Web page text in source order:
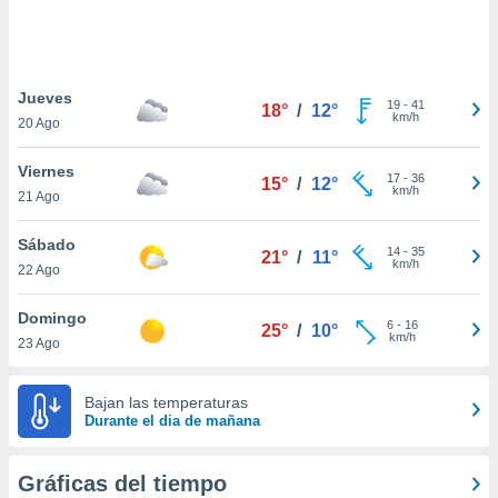
únicos
similares
como
IP
de
traten tus
en
a lo que
Para
Jueves
20 Ago
18° / 12° 19- 41
km/h
Viernes
21 Ago
15° / 12° 17- 36
km/h
Sábado
22 Ago
21° / 11° 14- 35
km/h
Domingo
23 Ago
25° / 10° 6- 16
km/h
Bajan las temperaturas
Durante el dia de mañana
Gráficas del tiempo